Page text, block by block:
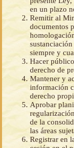
en un plazo
Remitir al
documentos
siempre y
Hacer
derecho de
Mantener y
información
derecho
Aprobar
de la
las áreas
Registrar en